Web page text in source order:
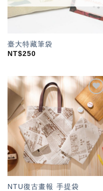
臺大特藏筆袋
NT$250
加入
「願
望輕
單」
NTU復古畫報 手提袋